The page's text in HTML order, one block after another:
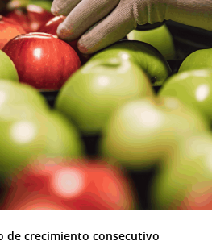
de crecimiento consecutivo